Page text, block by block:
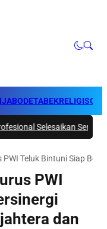
JABODETABEKRELIGI
Sengketa Tanah
PWI Teluk Bintuni Siap
PWI
dan